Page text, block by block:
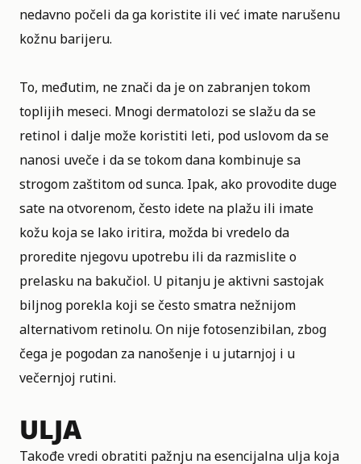
nedavno počeli da ga koristite ili već imate narušenu
kožnu barijeru.
To, međutim, ne znači da je on zabranjen tokom
toplijih meseci. Mnogi dermatolozi se slažu da se
retinol i dalje može koristiti leti, pod uslovom da se
nanosi uveče i da se tokom dana kombinuje sa
strogom zaštitom od sunca. Ipak, ako provodite duge
sate na otvorenom, često idete na plažu ili imate
kožu koja se lako iritira, možda bi vredelo da
proredite njegovu upotrebu ili da razmislite o
prelasku na bakučiol. U pitanju je aktivni sastojak
biljnog porekla koji se često smatra nežnijom
alternativom retinolu. On nije fotosenzibilan, zbog
čega je pogodan za nanošenje i u jutarnjoj i u
večernjoj rutini.
ULJA
Takođe vredi obratiti pažnju na esencijalna ulja koja